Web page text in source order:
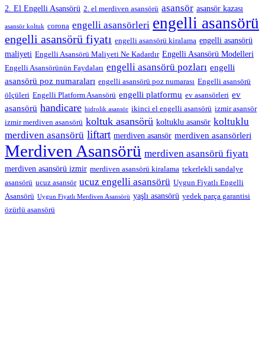
2. El Engelli Asansörü 2. el merdiven asansörü asansör asansör kazası
asansör koltuk corona engelli asansörleri engelli asansörü
engelli asansörü fiyatı engelli asansörü kiralama engelli asansörü
maliyeti Engelli Asansörü Maliyeti Ne Kadardır Engelli Asansörü Modelleri
Engelli Asansörünün Faydaları engelli asansörü pozları engelli
asansörü poz numaraları engelli asansörü poz numarası Engelli asansörü
ölçüleri Engelli Platform Asansörü engelli platformu ev asansörleri ev
asansörü handicare hidrolik asansör ikinci el engelli asansörü izmir asansör
izmir merdiven asansörü koltuk asansörü koltuklu asansör koltuklu
merdiven asansörü liftart merdiven asansör merdiven asansörleri
Merdiven Asansörü merdiven asansörü fiyatı
merdiven asansörü izmir merdiven asansörü kiralama tekerlekli sandalye
asansörü ucuz asansör ucuz engelli asansörü Uygun Fiyatlı Engelli
Asansörü Uygun Fiyatlı Merdiven Asansörü yaşlı asansörü yedek parça garantisi
özürlü asansörü